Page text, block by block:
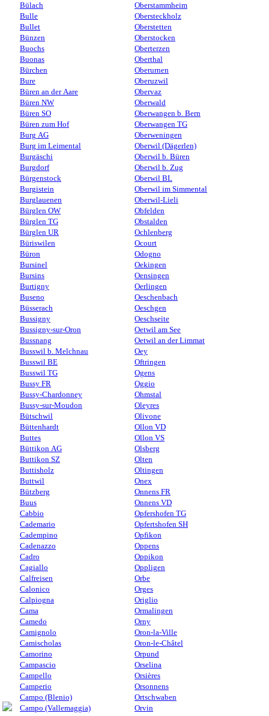
Bülach
Bulle
Bullet
Bünzen
Buochs
Buonas
Bürchen
Bure
Büren an der Aare
Büren NW
Büren SO
Büren zum Hof
Burg AG
Burg im Leimental
Burgäschi
Burgdorf
Bürgenstock
Burgistein
Burglauenen
Bürglen OW
Bürglen TG
Bürglen UR
Büriswilen
Büron
Bursinel
Bursins
Burtigny
Buseno
Büsserach
Bussigny
Bussigny-sur-Oron
Bussnang
Busswil b. Melchnau
Busswil BE
Busswil TG
Bussy FR
Bussy-Chardonney
Bussy-sur-Moudon
Bütschwil
Büttenhardt
Buttes
Büttikon AG
Buttikon SZ
Buttisholz
Buttwil
Bützberg
Buus
Cabbio
Cademario
Cadempino
Cadenazzo
Cadro
Cagiallo
Calfreisen
Calonico
Calpiogna
Cama
Camedo
Camignolo
Camischolas
Camorino
Campascio
Campello
Camperio
Campo (Blenio)
Campo (Vallemaggia)
Oberstammheim
Obersteckholz
Oberstetten
Oberstocken
Oberterzen
Oberthal
Oberurnen
Oberuzwil
Obervaz
Oberwald
Oberwangen b. Bern
Oberwangen TG
Oberweningen
Oberwil (Dägerlen)
Oberwil b. Büren
Oberwil b. Zug
Oberwil BL
Oberwil im Simmental
Oberwil-Lieli
Obfelden
Obstalden
Ochlenberg
Ocourt
Odogno
Oekingen
Oensingen
Oerlingen
Oeschenbach
Oeschgen
Oeschseite
Oetwil am See
Oetwil an der Limmat
Oey
Oftringen
Ogens
Oggio
Ohmstal
Oleyres
Olivone
Ollon VD
Ollon VS
Olsberg
Olten
Oltingen
Onex
Onnens FR
Onnens VD
Opfershofen TG
Opfertshofen SH
Opfikon
Oppens
Oppikon
Oppligen
Orbe
Orges
Origlio
Ormalingen
Orny
Oron-la-Ville
Oron-le-Châtel
Orpund
Orselina
Orsières
Orsonnens
Ortschwaben
Orvin